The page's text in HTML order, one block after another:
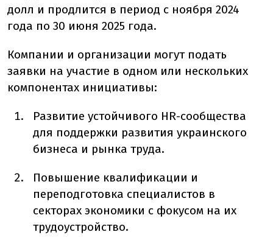
долл и продлится в период с ноября 2024
года по 30 июня 2025 года.
Компании и организации могут подать
заявки на участие в одном или нескольких
компонентах инициативы:
Развитие устойчивого HR-сообщества
для поддержки развития украинского
бизнеса и рынка труда.
Повышение квалификации и
переподготовка специалистов в
секторах экономики с фокусом на их
трудоустройство.